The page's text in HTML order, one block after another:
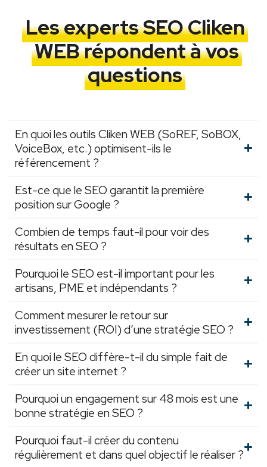
Les experts SEO Cliken
WEB répondent à vos
questions
En quoi les outils Cliken WEB (SoREF, SoBOX,
VoiceBox, etc.) optimisent-ils le
référencement ?
Est-ce que le SEO garantit la première
position sur Google ?
Combien de temps faut-il pour voir des
résultats en SEO ?
Pourquoi le SEO est-il important pour les
artisans, PME et indépendants ?
Comment mesurer le retour sur
investissement (ROI) d’une stratégie SEO ?
En quoi le SEO diffère-t-il du simple fait de
créer un site internet ?
Pourquoi un engagement sur 48 mois est une
bonne stratégie en SEO ?
Pourquoi faut-il créer du contenu
régulièrement et dans quel objectif le réaliser ?